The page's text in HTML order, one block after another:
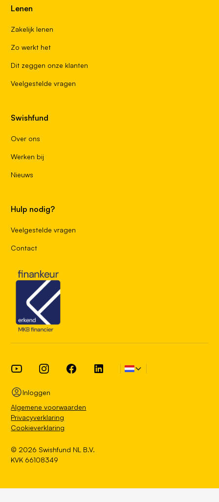
Lenen
Zakelijk lenen
Zo werkt het
Dit zeggen onze klanten
Veelgestelde vragen
Swishfund
Over ons
Werken bij
Nieuws
Hulp nodig?
Veelgestelde vragen
Contact
© 2026 Swishfund NL B.V.
KVK 66108349
Algemene voorwaarden
Privacyverklaring
Cookieverklaring
Inloggen